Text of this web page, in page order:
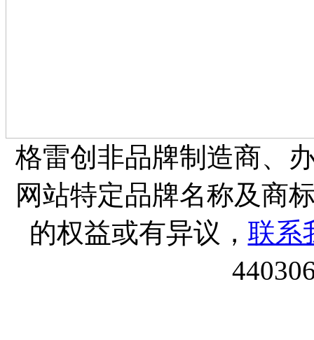
格雷创非品牌制造商、
网站特定品牌名称及商
的权益或有异议， 联系